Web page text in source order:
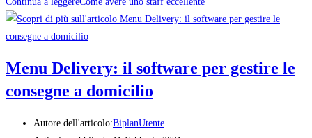
Menu Delivery: il software per gestire le
consegne a domicilio
Autore dell'articolo:BiplanUtente